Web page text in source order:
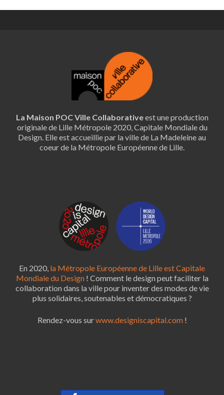
La Maison POC Ville Collaborativeest une production
originale de Lille Métropole 2020, Capitale Mondiale du
Design. Elle est accueillie par la ville de La Madeleine au
coeur de la Métropole Européenne de Lille.
En 2020, la Métropole Européenne de Lille est Capitale
Mondiale du Design ! Comment le design peut faciliter la
collaboration dans la ville pour inventer des modes de vie
plus solidaires, soutenables et démocratiques ?
Rendez-vous surwww.designiscapital.com!